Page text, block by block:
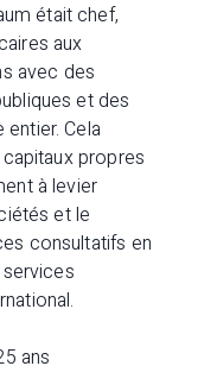
était chef,
aux
avec des
et des
Cela
propres
à levier
et le
consultatifs en
ans